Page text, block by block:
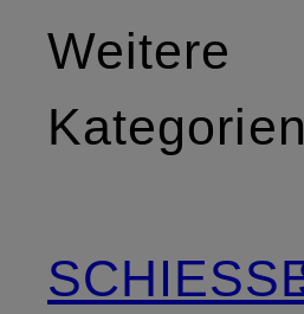
Weitere
Kategorien